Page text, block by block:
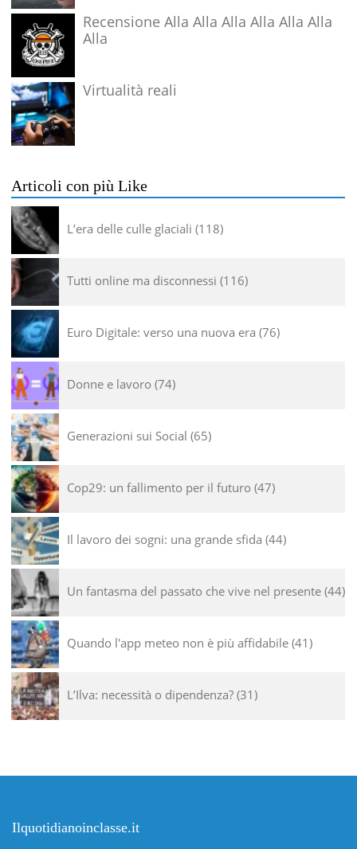
Recensione Alla Alla Alla Alla Alla Alla
Alla
Virtualità reali
Articoli con più Like
L’era delle culle glaciali 118
Tutti online ma disconnessi 116
Euro Digitale: verso una nuova era 76
Donne e lavoro 74
Generazioni sui Social 65
Cop29: un fallimento per il futuro 47
Il lavoro dei sogni: una grande sfida 44
Un fantasma del passato che vive nel presente 44
Quando l'app meteo non è più affidabile 41
L’Ilva: necessità o dipendenza? 31
Ilquotidianoinclasse.it